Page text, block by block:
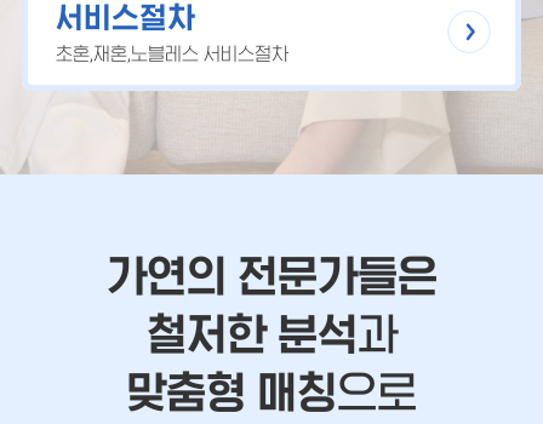
서비스절차
초혼,재혼,노블레스 서비스절차
가연의 전문가들은
철저한 분석과
맞춤형 매칭으로